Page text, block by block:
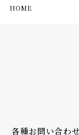
HOME
各種お問い合わ